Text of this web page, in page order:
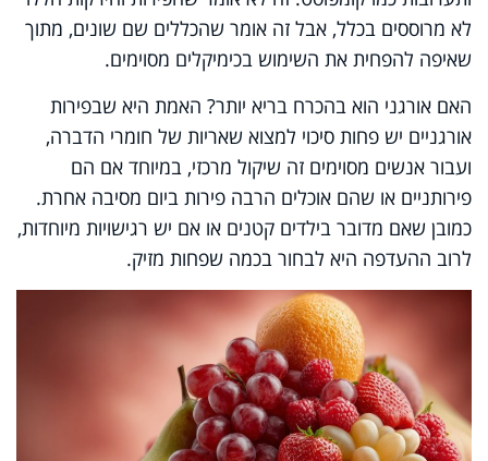
לא מרוססים בכלל, אבל זה אומר שהכללים שם שונים, מתוך
שאיפה להפחית את השימוש בכימיקלים מסוימים.
האם אורגני הוא בהכרח בריא יותר? האמת היא שבפירות
אורגניים יש פחות סיכוי למצוא שאריות של חומרי הדברה,
ועבור אנשים מסוימים זה שיקול מרכזי, במיוחד אם הם
פירותניים או שהם אוכלים הרבה פירות ביום מסיבה אחרת.
כמובן שאם מדובר בילדים קטנים או אם יש רגישויות מיוחדות,
לרוב ההעדפה היא לבחור בכמה שפחות מזיק.